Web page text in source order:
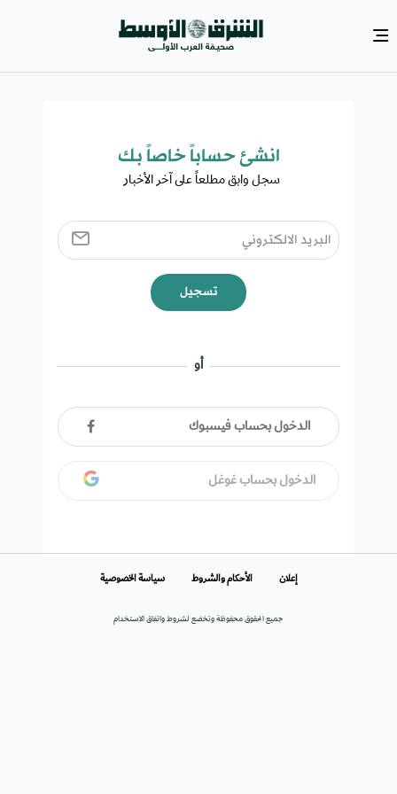
انشئ حساباً خاصاً بك​
سجل وابق مطلعاً على آخر الأخبار ​
تسجيل
أو
الدخول بحساب فيسبوك
الدخول بحساب غوغل
جميع الحقوق محفوظة وتخضع لشروط واتفاق الاستخدام
إعلان الأحكام والشروط سياسة الخصوصية